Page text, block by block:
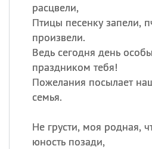
расцвели,
Птицы песенку запели,
произвели.
Ведь сегодня день
праздником тебя!
Пожелания посылает
семья.
Не грусти, моя родная,
юность позади,